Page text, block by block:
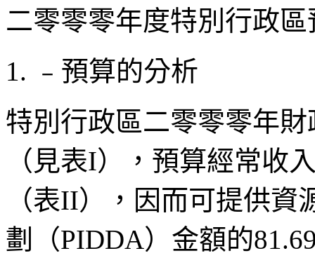
二零零零年度特別行政區
1. ﹣預算的分析
特別行政區二零零零年
（見表I），預算經常收
（表II），因而可提供
劃（PIDDA）金額的